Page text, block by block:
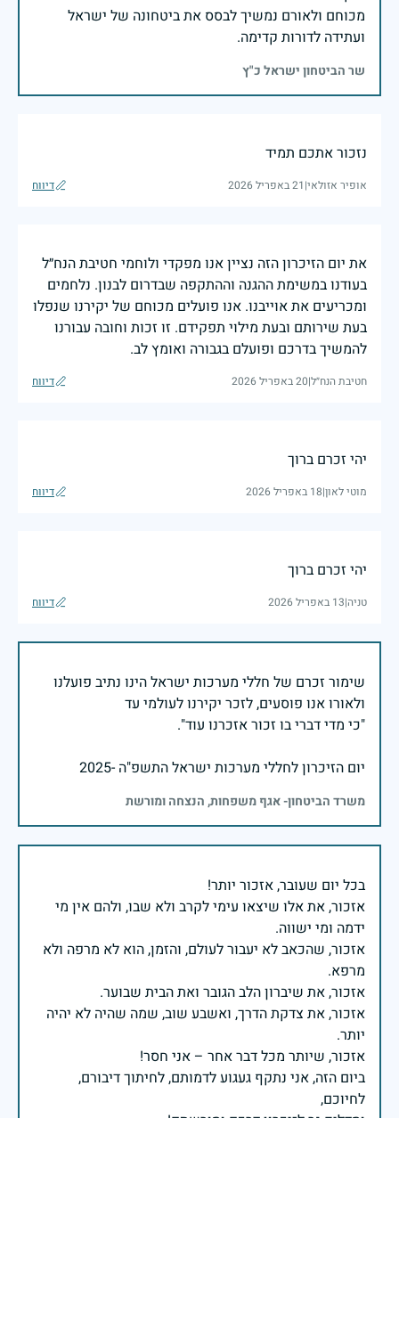
מכוחם ולאורם נמשיך לבסס את ביטחונה של ישראל
ועתידה לדורות קדימה.
שר הביטחון ישראל כ"ץ
נזכור אתכם תמיד
אופיר אזולאי|21 באפריל 2026 דיווח
את יום הזיכרון הזה נציין אנו מפקדי ולוחמי חטיבת הנח״ל
בעודנו במשימת ההגנה וההתקפה שבדרום לבנון. נלחמים
ומכריעים את אוייבנו. אנו פועלים מכוחם של יקירנו שנפלו
בעת שירותם ובעת מילוי תפקידם. זו זכות וחובה עבורנו
להמשיך בדרכם ופועלם בגבורה ואומץ לב.
חטיבת הנח״ל|20 באפריל 2026 דיווח
יהי זכרם ברוך
מוטי לאון|18 באפריל 2026 דיווח
יהי זכרם ברוך
טניה|13 באפריל 2026 דיווח
שימור זכרם של חללי מערכות ישראל הינו נתיב פועלנו
יום הזיכרון לחללי מערכות ישראל התשפ"ה -2025
משרד הביטחון- אגף משפחות, הנצחה ומורשת
אזכור, את אלו שיצאו עימי לקרב ולא שבו, ולהם אין מי
אזכור, שהכאב לא יעבור לעולם, והזמן, הוא לא מרפה ולא
אזכור, את צדקת הדרך, ואשבע שוב, שמה שהיה לא יהיה
ביום הזה, אני נתקף געגוע לדמותם, לחיתוך דיבורם,
ומדליק נר לזיכרון דרכם ומורשתם!